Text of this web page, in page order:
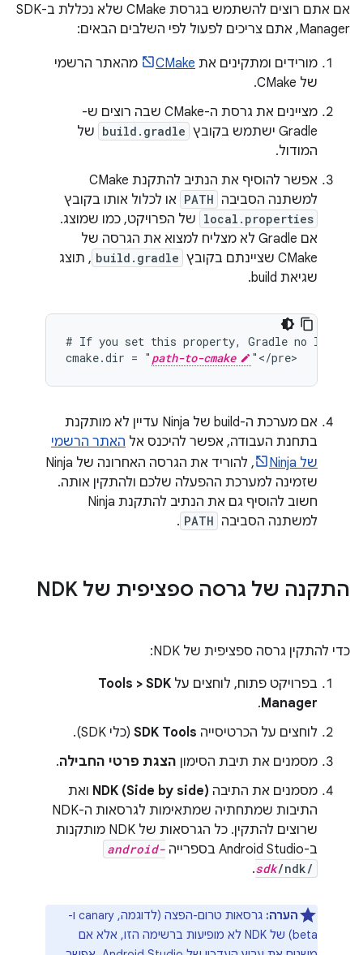
אם אתם רוצים להשתמש בגרסת CMake שלא נכללת ב-SDK
Manager, אתם צריכים לפעול לפי השלבים הבאים:
מורידים ומתקינים את CMake
מהאתר הרשמי
של CMake.
מציינים את גרסת ה-CMake שבה רוצים ש-
Gradle ישתמש בקובץ
build.gradle של
המודול.
אפשר להוסיף את הנתיב להתקנת CMake
למשתנה הסביבה PATH או לכלול אותו בקובץ
local.properties של הפרויקט, כמו שמוצג.
אם Gradle לא מצליח למצוא את הגרסה של
CMake שציינתם בקובץ
build.gradle , תוצג
שגיאת build.
# If you set this property, Gradle no longer
cmake.dir = " path-to-cmake
אם מערכת ה-build של Ninja עדיין לא מותקנת
בתחנת העבודה, אפשר להיכנס אל האתר הרשמי
של Ninja
, להוריד את הגרסה האחרונה של Ninja
שזמינה למערכת ההפעלה שלכם ולהתקין אותה.
חשוב להוסיף גם את הנתיב להתקנת Ninja
למשתנה הסביבה PATH
.
התקנה של גרסה ספציפית של NDK
כדי להתקין גרסה ספציפית של NDK:
בפרויקט פתוח, לוחצים על Tools > SDK
Manager
.
לוחצים על הכרטיסייה SDK Tools (כלי SDK).
מסמנים את תיבת הסימון הצגת פרטי החבילה.
מסמנים את התיבה NDK (Side by side) ואת
התיבות שמתחתיה שמתאימות לגרסאות ה-NDK
שרוצים להתקין. כל הגרסאות של NDK מותקנות
ב-Android Studio בספרייה
android-
sdk/ndk/
.
הערה:
גרסאות טרום-הפצה (לדוגמה, canary ו-
beta) של NDK לא מופיעות ברשימה הזו, אלא אם